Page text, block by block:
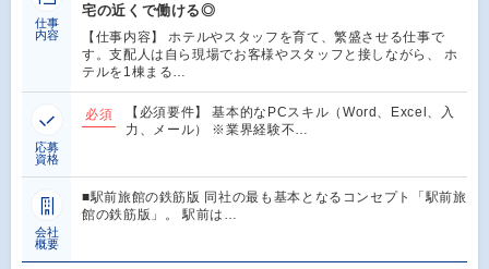
仕事
内容
宅の近くで働ける◎
【仕事内容】 ホテルやスタッフを育て、繁盛させる仕事で
す。支配人は自ら現場でお客様やスタッフと接しながら、 ホ
テルを1棟まる…
応募
資格
必須
【必須要件】 基本的なPCスキル（Word、Excel、入
力、メール） ※業界経験不…
会社
概要
■駅前旅館の鉄筋版 同社の最も基本となるコンセプト「駅前旅
館の鉄筋版」。 駅前は…